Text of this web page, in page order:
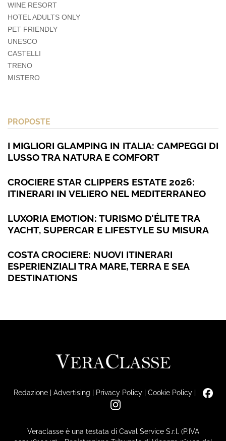
WINE RESORT
HOTEL ADULTS ONLY
PET FRIENDLY
UNESCO
CASTELLI
TRENO
MISTERO
PROPOSTE
I MIGLIORI GLAMPING IN ITALIA: CAMPEGGI DI
LUSSO TRA NATURA E COMFORT
CROCIERE STAR CLIPPERS ESTATE 2026:
ITINERARI IN VELIERO NEL MEDITERRANEO
LUXORIA EMOTION: TURISMO D’ÉLITE TRA
YACHT, SUPERCAR E LIFESTYLE SU MISURA
COSTA CROCIERE: NUOVI ITINERARI
ESPERIENZIALI TRA MARE, TERRA E SEA
DESTINATIONS
Redazione| Advertising | Privacy Policy| Cookie Policy|
Veraclasse è una testata di Caval Service S.r.l. (P.IVA